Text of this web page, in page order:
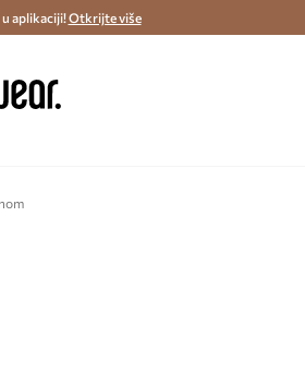
u roku 48 sati >
aplikaciji!Otkrijte više